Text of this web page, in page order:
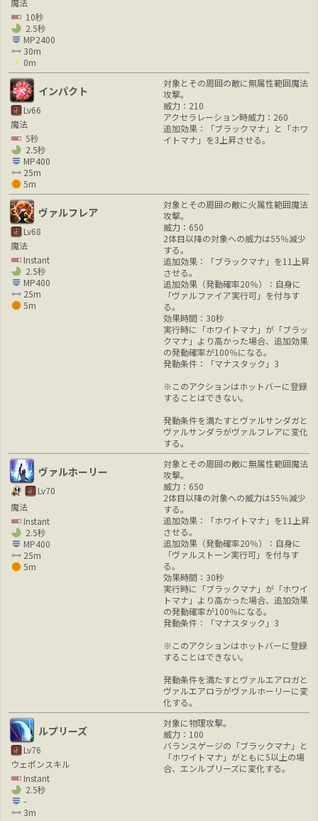
魔法
10秒
2.5秒
MP2400
30m
0m
インパクト
Lv66
魔法
5秒
2.5秒
MP400
25m
5m
対象とその周囲の敵に無属性範囲魔法
攻撃。
威力：210
アクセラレーション時威力：260
追加効果：「ブラックマナ」と「ホワ
イトマナ」を3上昇させる。
ヴァルフレア
Lv68
魔法
Instant
2.5秒
MP400
25m
5m
対象とその周囲の敵に火属性範囲魔法
攻撃。
威力：650
2体目以降の対象への威力は55％減少
する。
追加効果：「ブラックマナ」を11上昇
させる。
追加効果（発動確率20％）：自身に
「ヴァルファイア実行可」を付与す
る。
効果時間：30秒
実行時に「ホワイトマナ」が「ブラッ
クマナ」より高かった場合、追加効果
の発動確率が100％になる。
発動条件：「マナスタック」3
※このアクションはホットバーに登録
することはできない。
発動条件を満たすとヴァルサンダガと
ヴァルサンダラがヴァルフレアに変化
する。
ヴァルホーリー
Lv70
魔法
Instant
2.5秒
MP400
25m
5m
対象とその周囲の敵に無属性範囲魔法
攻撃。
威力：650
2体目以降の対象への威力は55％減少
する。
追加効果：「ホワイトマナ」を11上昇
させる。
追加効果（発動確率20％）：自身に
「ヴァルストーン実行可」を付与す
る。
効果時間：30秒
実行時に「ブラックマナ」が「ホワイ
トマナ」より高かった場合、追加効果
の発動確率が100％になる。
発動条件：「マナスタック」3
※このアクションはホットバーに登録
することはできない。
発動条件を満たすとヴァルエアロガと
ヴァルエアロラがヴァルホーリーに変
化する。
ルプリーズ
Lv76
ウェポンスキル
Instant
2.5秒
-
3m
対象に物理攻撃。
威力：100
バランスゲージの「ブラックマナ」と
「ホワイトマナ」がともに5以上の場
合、エンルプリーズに変化する。